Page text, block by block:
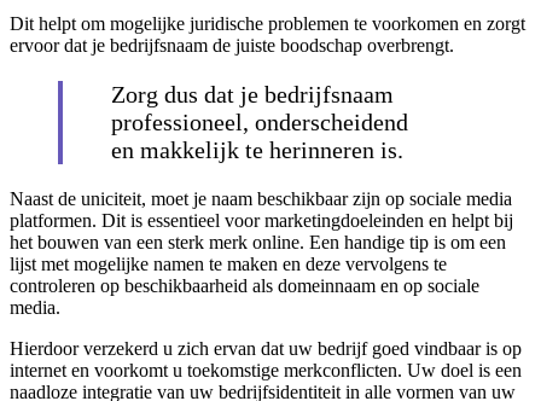
Dit helpt om mogelijke juridische problemen te voorkomen en zorgt
ervoor dat je bedrijfsnaam de juiste boodschap overbrengt.
Zorg dus dat je bedrijfsnaam
professioneel, onderscheidend
en makkelijk te herinneren is.
Naast de uniciteit, moet je naam beschikbaar zijn op sociale media
platformen. Dit is essentieel voor marketingdoeleinden en helpt bij
het bouwen van een sterk merk online. Een handige tip is om een
lijst met mogelijke namen te maken en deze vervolgens te
controleren op beschikbaarheid als domeinnaam en op sociale
media.
Hierdoor verzekerd u zich ervan dat uw bedrijf goed vindbaar is op
internet en voorkomt u toekomstige merkconflicten. Uw doel is een
naadloze integratie van uw bedrijfsidentiteit in alle vormen van uw